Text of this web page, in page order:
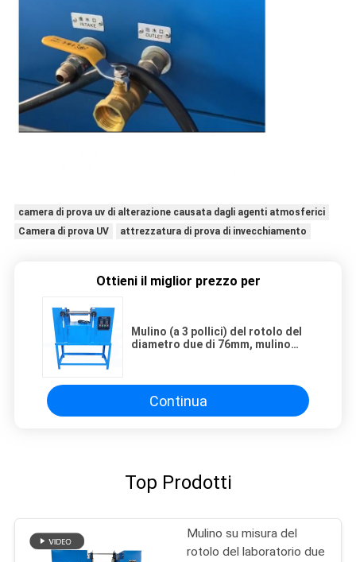
camera di prova uv di alterazione causata dagli agenti atmosferici
Camera di prova UV
attrezzatura di prova di invecchiamento
Ottieni il miglior prezzo per
Mulino (a 3 pollici) del rotolo del
diametro due di 76mm, mulino
Continua
Top Prodotti
Mulino su misura del
rotolo del laboratorio due